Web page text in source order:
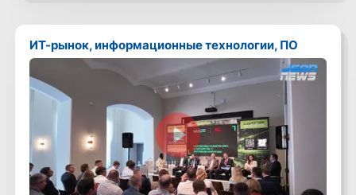
ИТ-рынок, информационные технологии, ПО
Смотреть видео